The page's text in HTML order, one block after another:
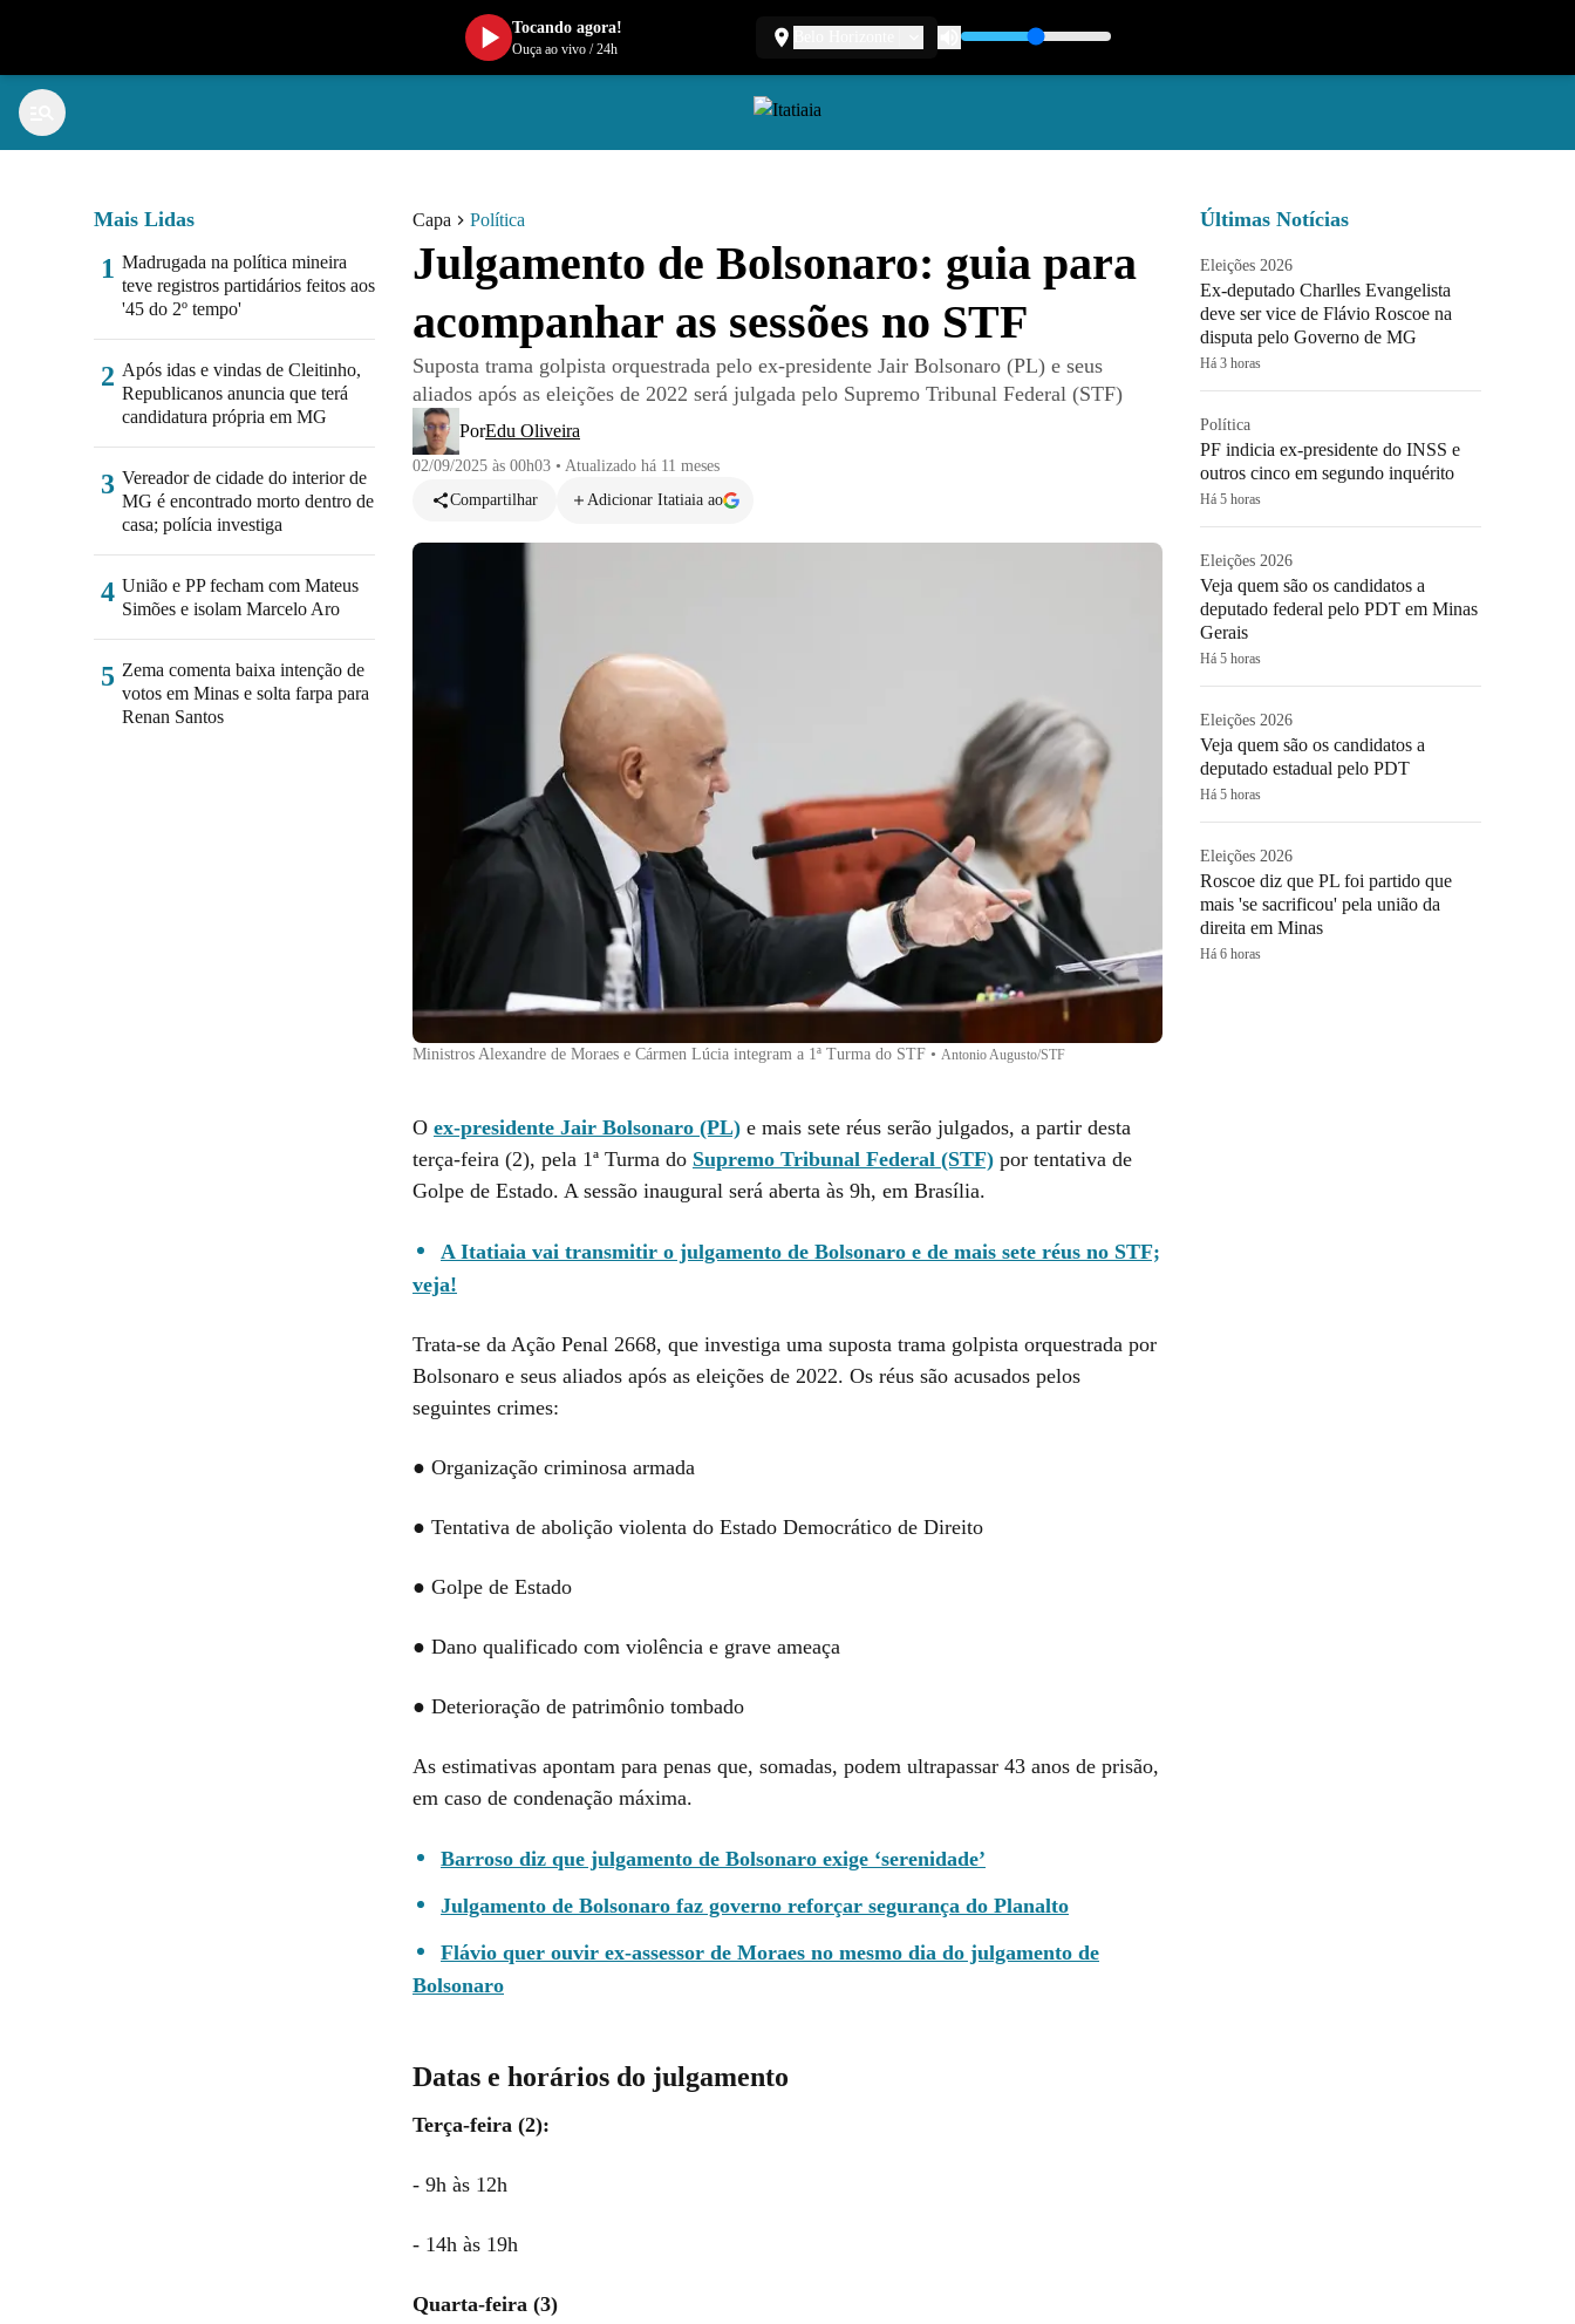
Capa Política
Julgamento de Bolsonaro: guia para
acompanhar as sessões no STF
Suposta trama golpista orquestrada pelo ex-presidente Jair Bolsonaro (PL) e seus
aliados após as eleições de 2022 será julgada pelo Supremo Tribunal Federal (STF)
PorEdu Oliveira
02/09/2025 às 00h03 • Atualizado há 11 meses
Compartilhar
Adicionar Itatiaia ao
Ministros Alexandre de Moraes e Cármen Lúcia integram a 1ª Turma do STF • Antonio Augusto/STF
O ex-presidente Jair Bolsonaro (PL) e mais sete réus serão julgados, a partir desta
terça-feira (2), pela 1ª Turma do Supremo Tribunal Federal (STF) por tentativa de
Golpe de Estado. A sessão inaugural será aberta às 9h, em Brasília.
A Itatiaia vai transmitir o julgamento de Bolsonaro e de mais sete réus no STF;
veja!
Trata-se da Ação Penal 2668, que investiga uma suposta trama golpista orquestrada por
Bolsonaro e seus aliados após as eleições de 2022. Os réus são acusados pelos
seguintes crimes:
● Organização criminosa armada
● Tentativa de abolição violenta do Estado Democrático de Direito
● Golpe de Estado
● Dano qualificado com violência e grave ameaça
● Deterioração de patrimônio tombado
As estimativas apontam para penas que, somadas, podem ultrapassar 43 anos de prisão,
em caso de condenação máxima.
Barroso diz que julgamento de Bolsonaro exige ‘serenidade’
Julgamento de Bolsonaro faz governo reforçar segurança do Planalto
Flávio quer ouvir ex-assessor de Moraes no mesmo dia do julgamento de
Bolsonaro
Datas e horários do julgamento
Terça-feira (2):
- 9h às 12h
- 14h às 19h
Quarta-feira (3)
Mais Lidas
1 Madrugada na política mineira
teve registros partidários feitos aos
'45 do 2º tempo'
2 Após idas e vindas de Cleitinho,
Republicanos anuncia que terá
candidatura própria em MG
3 Vereador de cidade do interior de
MG é encontrado morto dentro de
casa; polícia investiga
4 União e PP fecham com Mateus
Simões e isolam Marcelo Aro
5 Zema comenta baixa intenção de
votos em Minas e solta farpa para
Renan Santos
Últimas Notícias
Eleições 2026
Ex-deputado Charlles Evangelista
deve ser vice de Flávio Roscoe na
disputa pelo Governo de MG
Há 3 horas
Política
PF indicia ex-presidente do INSS e
outros cinco em segundo inquérito
Há 5 horas
Eleições 2026
Veja quem são os candidatos a
deputado federal pelo PDT em Minas
Gerais
Há 5 horas
Eleições 2026
Veja quem são os candidatos a
deputado estadual pelo PDT
Há 5 horas
Eleições 2026
Roscoe diz que PL foi partido que
mais 'se sacrificou' pela união da
direita em Minas
Há 6 horas
Tocando agora!
Ouça ao vivo/24h